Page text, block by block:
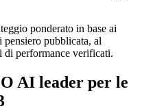
ponderato in base ai
pubblicata, al
di performance verificati.
AI leader per le